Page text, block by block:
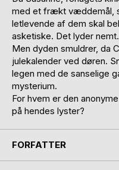
med et frækt væddemål,
letlevende af dem skal
asketiske. Det lyder nemt.
Men dyden smuldrer, da
julekalender ved døren.
legen med de sanselige
mysterium.
For hvem er den
på hendes lyster?
FORFATTER